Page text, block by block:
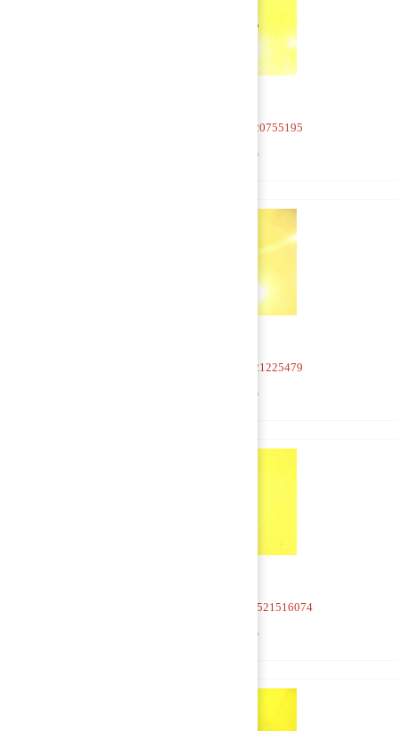
Кран 4-х контурный 20755195
1 500 руб
Кран 4-х контурный 21225479
1 500 руб
Кран 4-х контурный 81521516074
1 500 руб